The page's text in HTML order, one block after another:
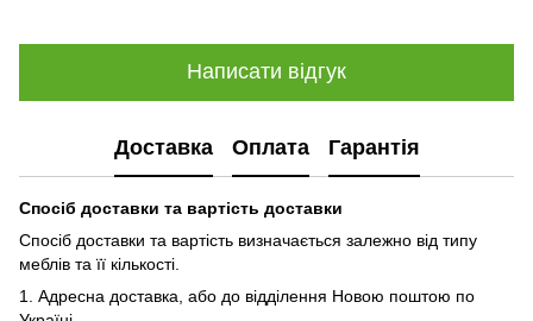
Написати відгук
Доставка Оплата Гарантія
Спосіб доставки та вартість доставки
Спосіб доставки та вартість визначається залежно від типу
меблів та її кількості.
1. Адресна доставка, або до відділення Новою поштою по